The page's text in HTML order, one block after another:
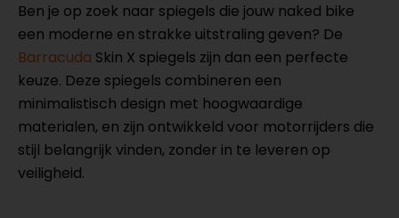
Ben je op zoek naar spiegels die jouw naked bike
een moderne en strakke uitstraling geven? De
Barracuda Skin X spiegels zijn dan een perfecte
keuze. Deze spiegels combineren een
minimalistisch design met hoogwaardige
materialen, en zijn ontwikkeld voor motorrijders die
stijl belangrijk vinden, zonder in te leveren op
veiligheid.